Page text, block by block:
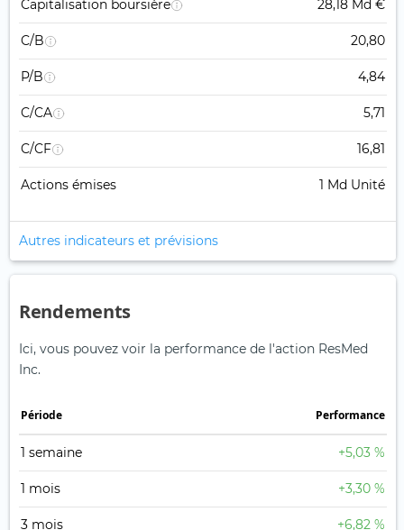
Capitalisation boursière 28,18 Md €
C/B 20,80
P/B 4,84
C/CA 5,71
C/CF 16,81
Actions émises 1 Md Unité
Autres indicateurs et prévisions
Rendements
Ici, vous pouvez voir la performance de l'action ResMed
Inc.
Période Performance
1 semaine +5,03 %
1 mois +3,30 %
3 mois +6,82 %